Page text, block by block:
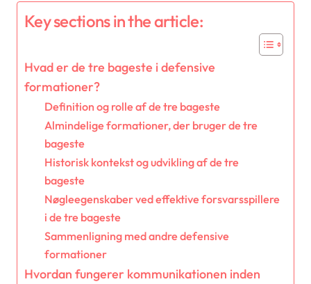
Key sections in the article:
Hvad er de tre bageste i defensive
formationer?
Definition og rolle af de tre bageste
Almindelige formationer, der bruger de tre
bageste
Historisk kontekst og udvikling af de tre
bageste
Nøgleegenskaber ved effektive forsvarsspillere
i de tre bageste
Sammenligning med andre defensive
formationer
Hvordan fungerer kommunikationen inden